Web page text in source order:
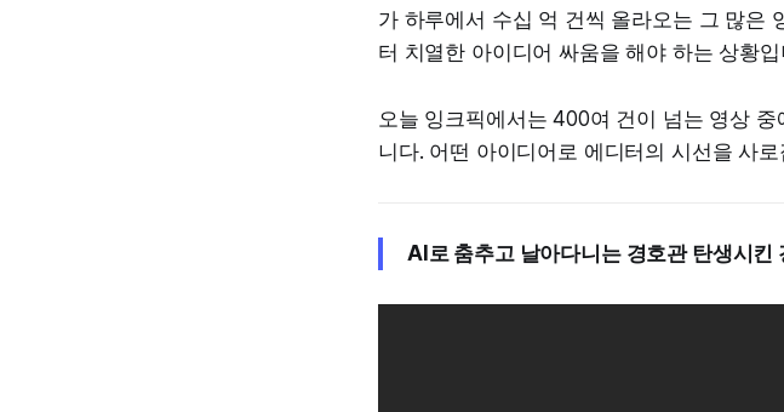
가 하루에서 수십 억 건씩 올라오는 그 많은
터 치열한 아이디어 싸움을 해야 하는 상황입
오늘 잉크픽에서는 400여 건이 넘는 영상
니다. 어떤 아이디어로 에디터의 시선을 사
AI로 춤추고 날아다니는 경호관 탄생시킨